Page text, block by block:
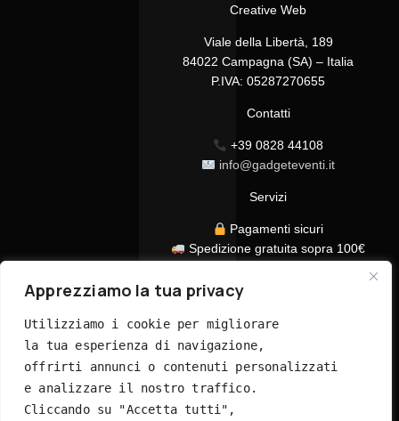
Apprezziamo la tua privacy
Utilizziamo i cookie per migliorare
la tua esperienza di navigazione,
offrirti annunci o contenuti personalizzati
e analizzare il nostro traffico.
Cliccando su "Accetta tutti",
Creative Web
Viale della Libertà, 189
84022 Campagna (SA) – Italia
P.IVA: 05287270655
Contatti
+39 0828 44108
info@gadgeteventi.it
Servizi
Pagamenti sicuri
Spedizione gratuita sopra 100€
Assistenza clienti dedicata